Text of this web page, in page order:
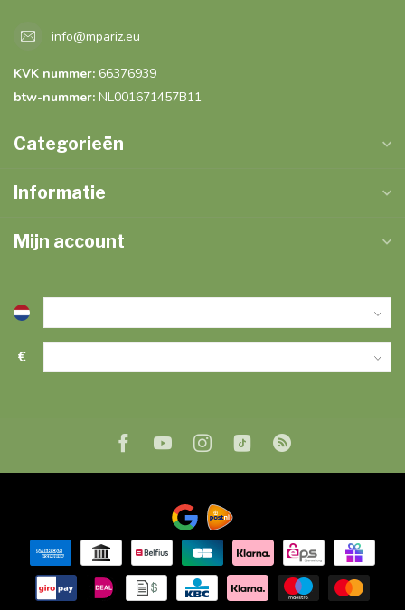
info@mpariz.eu
KVK nummer: 66376939
btw-nummer: NL001671457B11
Categorieën
Informatie
Mijn account
€